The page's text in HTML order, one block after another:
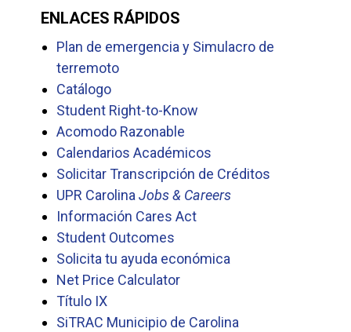
ENLACES RÁPIDOS
Plan de emergencia y Simulacro de
terremoto
Catálogo
Student Right-to-Know
Acomodo Razonable
Calendarios Académicos
Solicitar Transcripción de Créditos
UPR CarolinaJobs & Careers
Información Cares Act
Student Outcomes
Solicita tu ayuda económica
Net Price Calculator
Título IX
SiTRAC Municipio de Carolina